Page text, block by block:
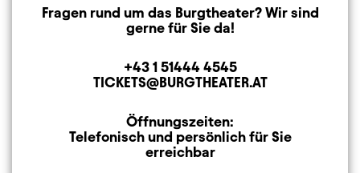
Fragen rund um das Burgtheater? Wir sind
gerne für Sie da!
Telefon
+43 1 51444 4545
E-MAIL ADRESSE
TICKETS@BURGTHEATER.AT
Öffnungszeiten
Öffnungszeiten:
Telefonisch und persönlich für Sie
erreichbar